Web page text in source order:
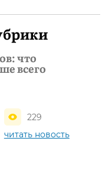
что
всего
229
читать новость